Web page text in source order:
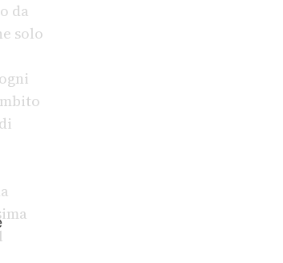
da
solo